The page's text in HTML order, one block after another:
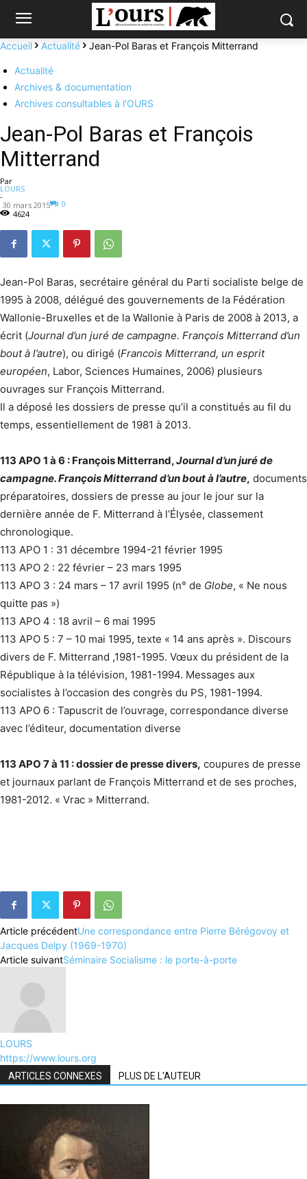
Accueil Actualité Jean-Pol Baras et François Mitterrand
Actualité
Archives & documentation
Archives consultables à l'OURS
Jean-Pol Baras et François
Mitterrand
Par
LOURS
-
30 mars 2015
0
4624
Jean-Pol Baras, secrétaire général du Parti socialiste belge de
1995 à 2008, délégué des gouvernements de la Fédération
Wallonie-Bruxelles et de la Wallonie à Paris de 2008 à 2013, a
écrit (Journal d’un juré de campagne. François Mitterrand d’un
bout à l’autre), ou dirigé (Francois Mitterrand, un esprit
européen, Labor, Sciences Humaines, 2006) plusieurs
ouvrages sur François Mitterrand.
Il a déposé les dossiers de presse qu’il a constitués au fil du
temps, essentiellement de 1981 à 2013.
113 APO 1 à 6 : François Mitterrand,Journal d’un juré de
campagne. François Mitterrand d’un bout à l’autre, documents
préparatoires, dossiers de presse au jour le jour sur la
dernière année de F. Mitterrand à l’Élysée, classement
chronologique.
113 APO 1 : 31 décembre 1994-21 février 1995
113 APO 2 : 22 février – 23 mars 1995
113 APO 3 : 24 mars – 17 avril 1995 (n° de Globe, « Ne nous
quitte pas »)
113 APO 4 : 18 avril – 6 mai 1995
113 APO 5 : 7 – 10 mai 1995, texte « 14 ans après ». Discours
divers de F. Mitterrand ,1981-1995. Vœux du président de la
République à la télévision, 1981-1994. Messages aux
socialistes à l’occasion des congrès du PS, 1981-1994.
113 APO 6 : Tapuscrit de l’ouvrage, correspondance diverse
avec l’éditeur, documentation diverse
113 APO 7 à 11 : dossier de presse divers, coupures de presse
et journaux parlant de François Mitterrand et de ses proches,
1981-2012. « Vrac » Mitterrand.
Article précédentUne correspondance entre Pierre Bérégovoy et
Jacques Delpy (1969-1970)
Article suivantSéminaire Socialisme : le porte-à-porte
LOURS
https://www.lours.org
ARTICLES CONNEXES PLUS DE L'AUTEUR